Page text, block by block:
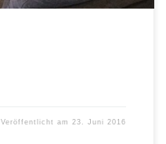
Veröffentlicht am23. Juni 2016